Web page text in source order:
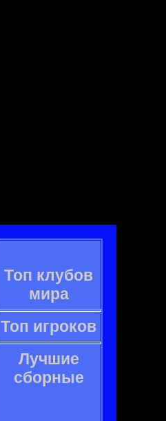
Топ клубов
мира
Топ игроков
Лучшие
сборные